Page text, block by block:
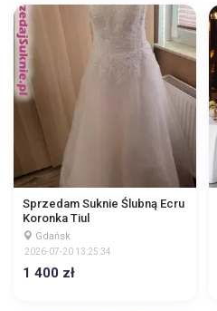
Sprzedam Suknie Ślubną Ecru
Koronka Tiul
Gdańsk
2026-07-20 13:25:34
1 400 zł